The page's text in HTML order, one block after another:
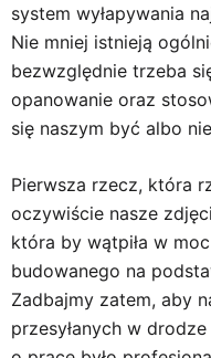
system wyłapywania
Nie mniej istnieją
bezwzględnie trzeba
opanowanie oraz
się naszym być albo
Pierwsza rzecz, która
oczywiście nasze
która by wątpiła w
budowanego na
Zadbajmy zatem, aby
przesyłanych w